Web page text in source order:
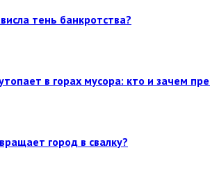
тень банкротства?
в горах мусора: кто и зачем
город в свалку?